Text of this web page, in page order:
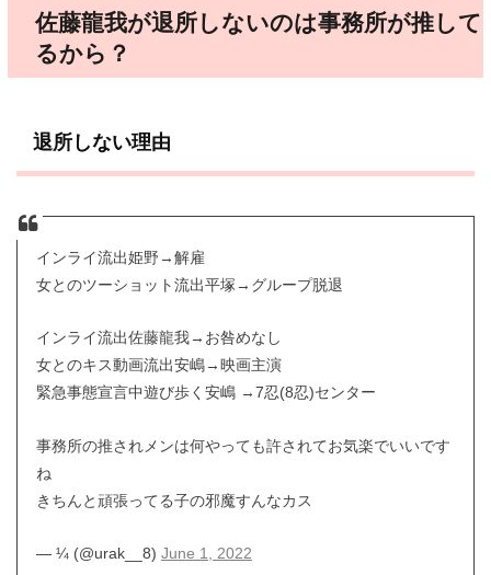
佐藤龍我が退所しないのは事務所が推して
るから？
退所しない理由
インライ流出姫野→解雇
女とのツーショット流出平塚→グループ脱退
インライ流出佐藤龍我→お咎めなし
女とのキス動画流出安嶋→映画主演
緊急事態宣言中遊び歩く安嶋 →7忍(8忍)センター
事務所の推されメンは何やっても許されてお気楽でいいです
ね
きちんと頑張ってる子の邪魔すんなカス
— ¼ (@urak__8) June 1, 2022